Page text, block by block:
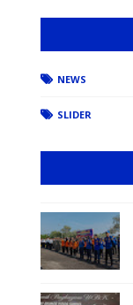
NEWS
SLIDER